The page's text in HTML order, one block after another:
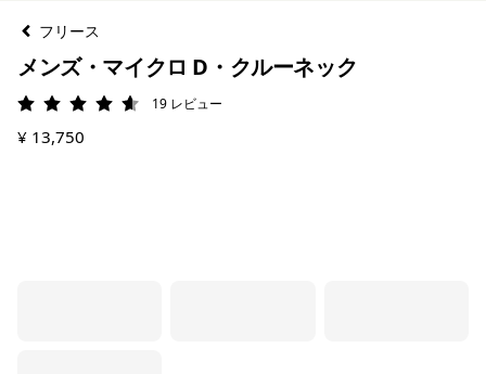
フリース
メンズ・マイクロ D・クルーネック
評価: 4.6 / 5
19 レビュー
¥ 13,750